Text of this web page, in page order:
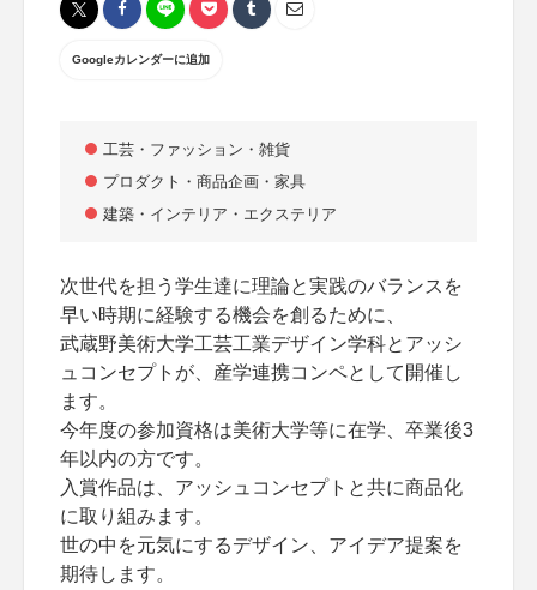
Googleカレンダーに追加
工芸・ファッション・雑貨
プロダクト・商品企画・家具
建築・インテリア・エクステリア
次世代を担う学生達に理論と実践のバランスを
早い時期に経験する機会を創るために、
武蔵野美術大学工芸工業デザイン学科とアッシ
ュコンセプトが、産学連携コンペとして開催し
ます。
今年度の参加資格は美術大学等に在学、卒業後3
年以内の方です。
入賞作品は、アッシュコンセプトと共に商品化
に取り組みます。
世の中を元気にするデザイン、アイデア提案を
期待します。